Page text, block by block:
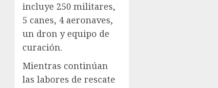
incluye 250 militares,
5 canes, 4 aeronaves,
un dron y equipo de
curación.
Mientras continúan
las labores de rescate